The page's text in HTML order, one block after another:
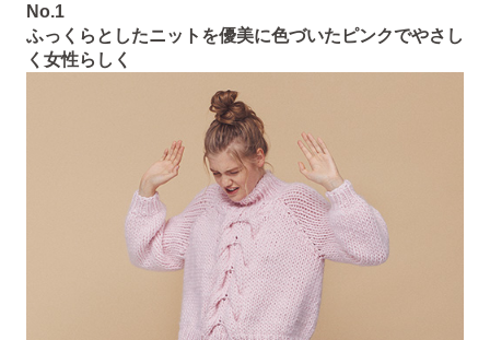
No.1
ふっくらとしたニットを優美に色づいたピンクでやさし
く女性らしく